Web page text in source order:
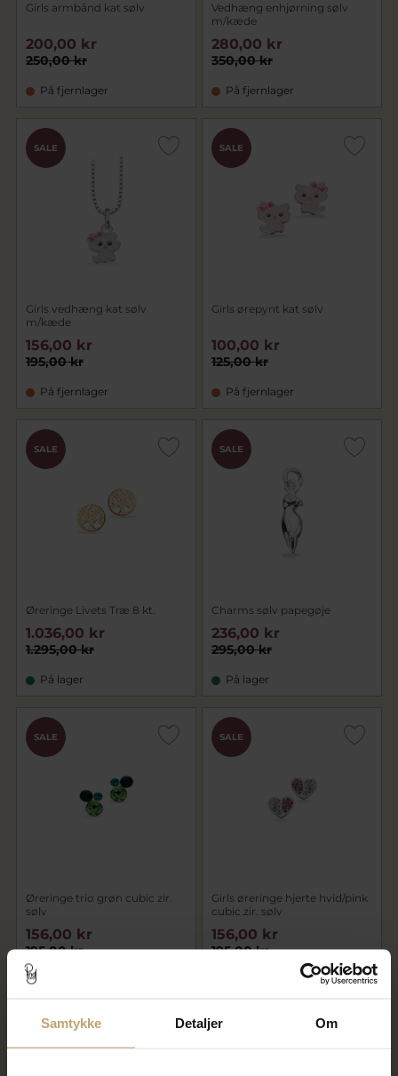
Samtykke Detaljer Om
Girls armbånd kat sølv
250,00 kr
200,00 kr
På fjernlager
Vedhæng enhjørning sølv
m/kæde
350,00 kr
280,00 kr
På fjernlager
SALE
Girls vedhæng kat sølv
m/kæde
195,00 kr
156,00 kr
På fjernlager
SALE
Girls ørepynt kat sølv
125,00 kr
100,00 kr
På fjernlager
SALE
Øreringe Livets Træ 8 kt.
1.295,00 kr
1.036,00 kr
På lager
SALE
Charms sølv papegøje
295,00 kr
236,00 kr
På lager
SALE
Øreringe trio grøn cubic zir.
sølv
195,00 kr
156,00 kr
SALE
Girls øreringe hjerte hvid/pink
cubic zir. sølv
195,00 kr
156,00 kr